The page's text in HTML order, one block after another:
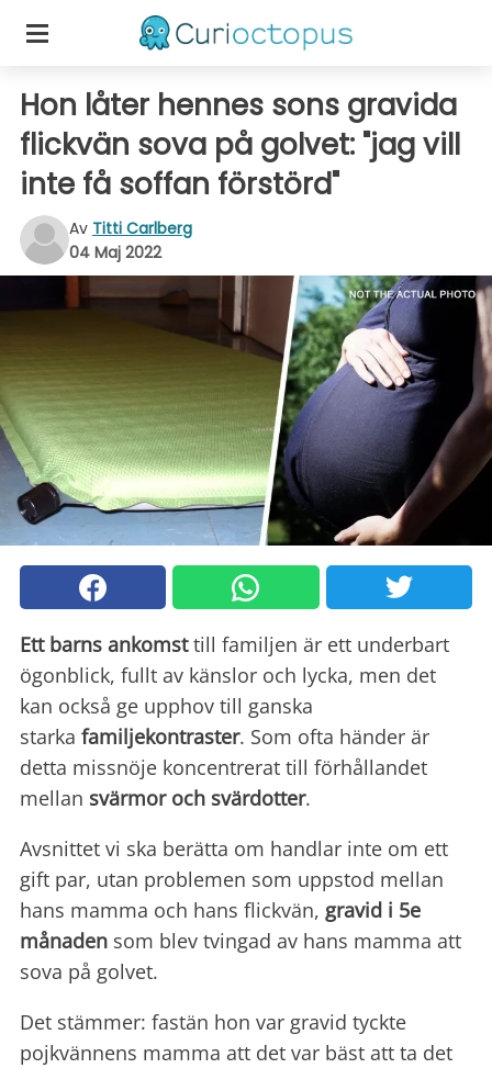
Hon låter hennes sons gravida
flickvän sova på golvet: "jag vill
inte få soffan förstörd"
Av Titti Carlberg
04 Maj 2022
Ett barns ankomsttill familjen är ett underbart
ögonblick, fullt av känslor och lycka, men det
kan också ge upphov till ganska
starka familjekontraster. Som ofta händer är
detta missnöje koncentrerat till förhållandet
mellan svärmor och svärdotter.
Avsnittet vi ska berätta om handlar inte om ett
gift par, utan problemen som uppstod mellan
hans mamma och hans flickvän, gravid i 5e
månaden som blev tvingad av hans mamma att
sova på golvet.
Det stämmer: fastän hon var gravid tyckte
pojkvännens mamma att det var bäst att ta det